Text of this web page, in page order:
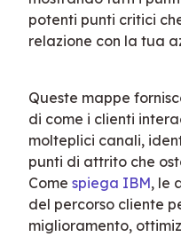
potenti punti critici
relazione con la tua
Queste mappe
di come i clienti
molteplici canali,
punti di attrito che
Come spiega IBM, le
del percorso cliente
miglioramento,